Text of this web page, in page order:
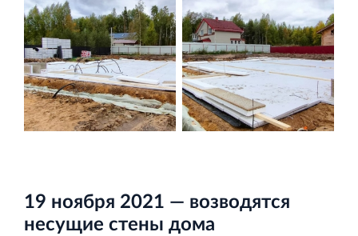
19 ноября 2021 — возводятся
несущие стены дома